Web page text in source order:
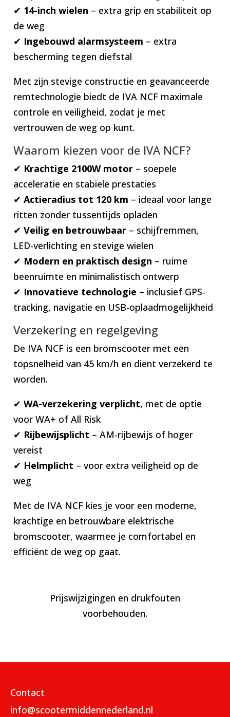
✔ 14-inch wielen – extra grip en stabiliteit op
de weg
✔ Ingebouwd alarmsysteem – extra
bescherming tegen diefstal
Met zijn stevige constructie en geavanceerde
remtechnologie biedt de IVA NCF maximale
controle en veiligheid, zodat je met
vertrouwen de weg op kunt.
Waarom kiezen voor de IVA NCF?
✔ Krachtige 2100W motor – soepele
acceleratie en stabiele prestaties
✔Actieradius tot 120 km – ideaal voor lange
ritten zonder tussentijds opladen
✔Veilig en betrouwbaar – schijfremmen,
LED-verlichting en stevige wielen
✔ Modern en praktisch design – ruime
beenruimte en minimalistisch ontwerp
✔ Innovatieve technologie – inclusief GPS-
tracking, navigatie en USB-oplaadmogelijkheid
Verzekering en regelgeving
De IVA NCF is een bromscooter met een
topsnelheid van 45 km/h en dient verzekerd te
worden.
✔WA-verzekering verplicht, met de optie
voor WA+ of All Risk
✔ Rijbewijsplicht – AM-rijbewijs of hoger
vereist
✔ Helmplicht – voor extra veiligheid op de
weg
Met de IVA NCF kies je voor een moderne,
krachtige en betrouwbare elektrische
bromscooter, waarmee je comfortabel en
efficiënt de weg op gaat.
Prijswijzigingen en drukfouten
voorbehouden.
Contact
info@scootermiddennederland.nl